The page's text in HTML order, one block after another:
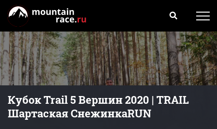
Кубок Trail 5 Вершин 2020 | TRAIL
Шартаская СнежинкаRUN